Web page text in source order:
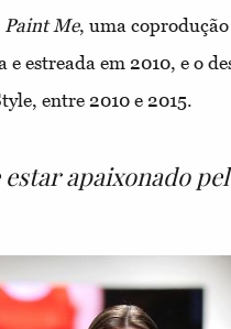
Paint Me, uma
estreada em 2010, e o
entre 2010 e 2015.
estar apaixonado